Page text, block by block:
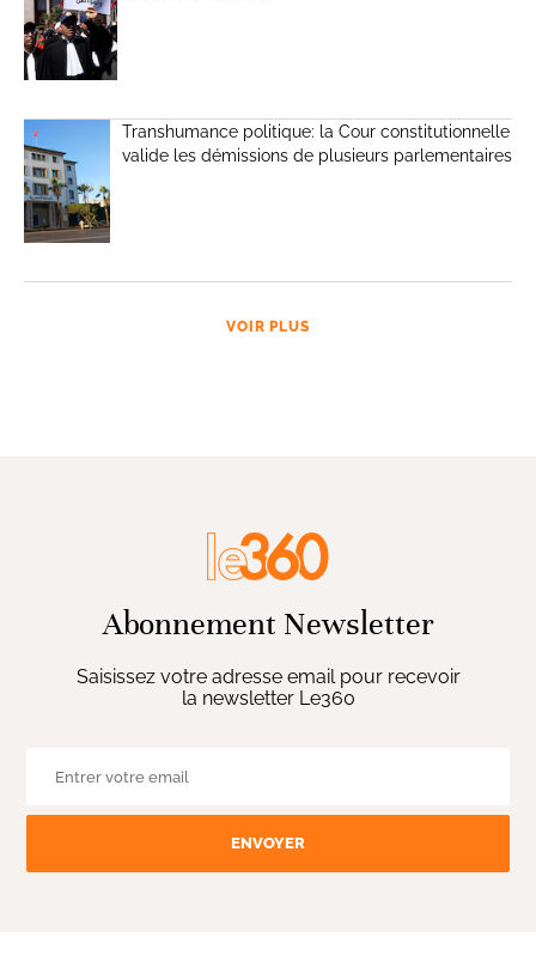
Transhumance politique: la Cour constitutionnelle
valide les démissions de plusieurs parlementaires
VOIR PLUS
Abonnement Newsletter
Saisissez votre adresse email pour recevoir
la newsletter Le360
ENVOYER